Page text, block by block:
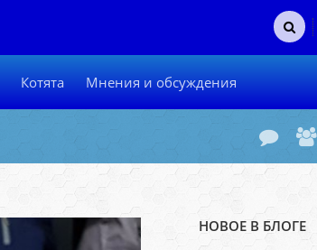
Котята Мнения и обсуждения
НОВОЕ В БЛОГЕ